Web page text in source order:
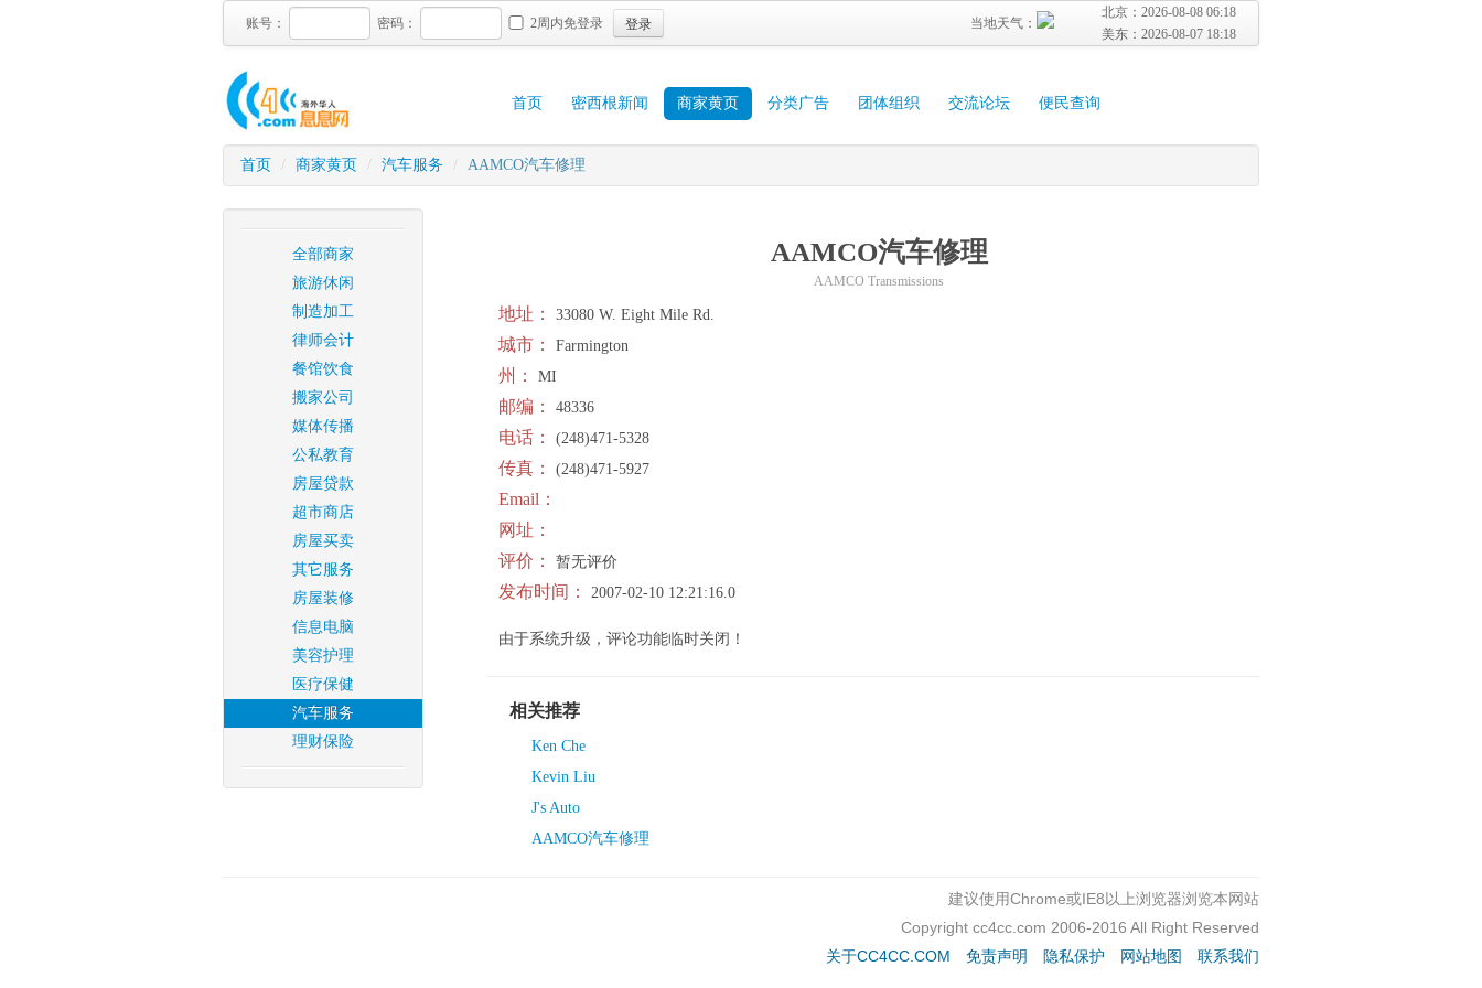
账号： 密码： 2周内免登录 登录
北京： 2026-08-08 06:18
美东： 2026-08-07 18:18
当地天气：
首页 密西根新闻 商家黄页 分类广告 团体组织 交流论坛 便民查询
首页 / 商家黄页 / 汽车服务 / AAMCO汽车修理
全部商家
旅游休闲
制造加工
律师会计
餐馆饮食
搬家公司
媒体传播
公私教育
房屋贷款
超市商店
房屋买卖
其它服务
房屋装修
信息电脑
美容护理
医疗保健
汽车服务
理财保险
AAMCO汽车修理
AAMCO Transmissions
地址： 33080 W. Eight Mile Rd.
城市： Farmington
州： MI
邮编： 48336
电话： (248)471-5328
传真： (248)471-5927
Email：
网址：
评价：
暂无评价
发布时间： 2007-02-10 12:21:16.0
由于系统升级，评论功能临时关闭！
相关推荐
Ken Che
Kevin Liu
J's Auto
AAMCO汽车修理
建议使用Chrome或IE8以上浏览器浏览本网站
Copyright cc4cc.com 2006-2016 All Right Reserved
关于CC4CC.COM
免责声明 隐私保护 网站地图 联系我们